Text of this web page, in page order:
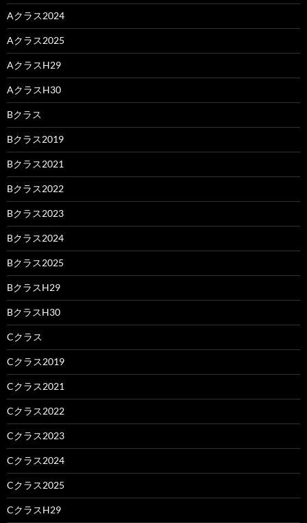
Aクラス2024
Aクラス2025
AクラスH29
AクラスH30
Bクラス
Bクラス2019
Bクラス2021
Bクラス2022
Bクラス2023
Bクラス2024
Bクラス2025
BクラスH29
BクラスH30
Cクラス
Cクラス2019
Cクラス2021
Cクラス2022
Cクラス2023
Cクラス2024
Cクラス2025
CクラスH29